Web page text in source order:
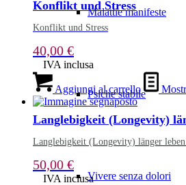
Malattie manifeste
Psiche stabile
Vivere senza dolori
Konflikt und Stress
Konflikt und Stress
40,00 €
IVA inclusa
Aggiungi al carrello
Langlebigkeit (Longevity)
Langlebigkeit (Longevity) länger leben
50,00 €
IVA inclusa